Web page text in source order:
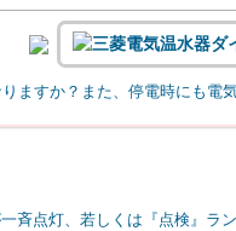
ますか？また、停電時にも電
斉点灯、若しくは『点検』ラ